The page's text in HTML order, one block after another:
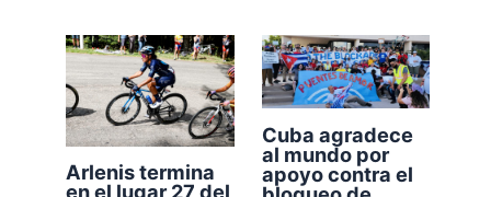
Arlenis termina
en el lugar 27 del
Cuba agradece
al mundo por
apoyo contra el